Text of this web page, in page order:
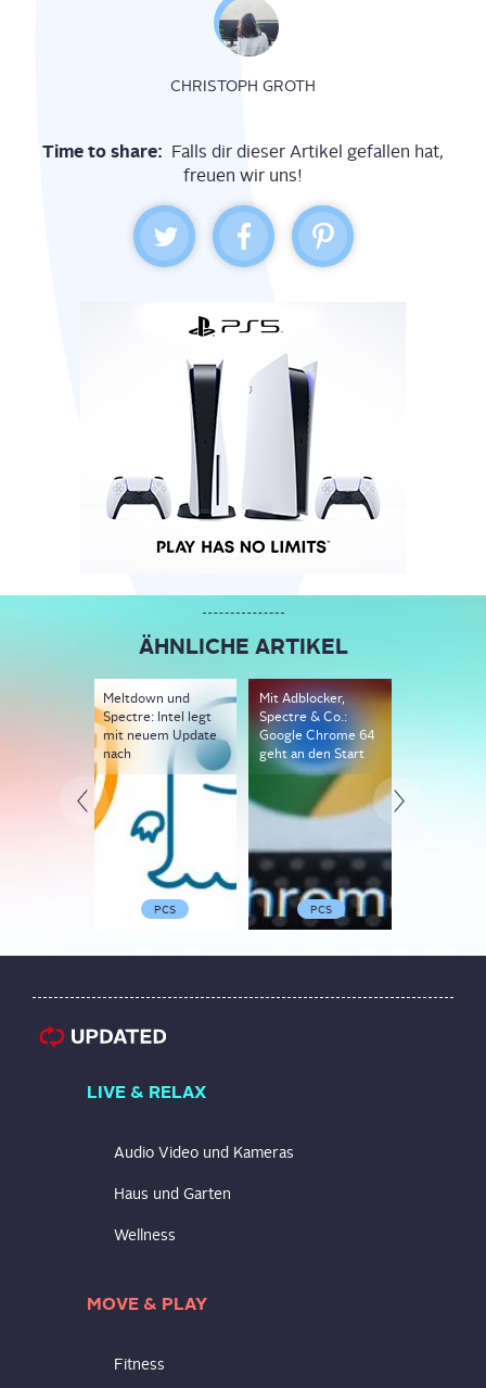
CHRISTOPH GROTH
Time to share: Falls dir dieser Artikel gefallen hat,
freuen wir uns!
ÄHNLICHE ARTIKEL
PCS
Meltdown und
Spectre: Intel legt
mit neuem Update
nach
PCS
Mit Adblocker,
Spectre & Co.:
Google Chrome 64
geht an den Start
LIVE & RELAX
Audio Video und Kameras
Haus und Garten
Wellness
MOVE & PLAY
Fitness